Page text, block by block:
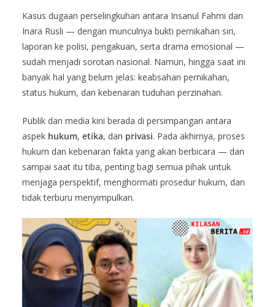
Kasus dugaan perselingkuhan antara Insanul Fahmi dan
Inara Rusli — dengan munculnya bukti pernikahan siri,
laporan ke polisi, pengakuan, serta drama emosional —
sudah menjadi sorotan nasional. Namun, hingga saat ini
banyak hal yang belum jelas: keabsahan pernikahan,
status hukum, dan kebenaran tuduhan perzinahan.
Publik dan media kini berada di persimpangan antara
aspek hukum, etika, dan privasi. Pada akhirnya, proses
hukum dan kebenaran fakta yang akan berbicara — dan
sampai saat itu tiba, penting bagi semua pihak untuk
menjaga perspektif, menghormati prosedur hukum, dan
tidak terburu menyimpulkan.